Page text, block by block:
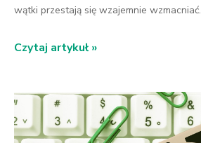
wątki przestają się wzajemnie wzmacniać.
Czytaj artykuł »